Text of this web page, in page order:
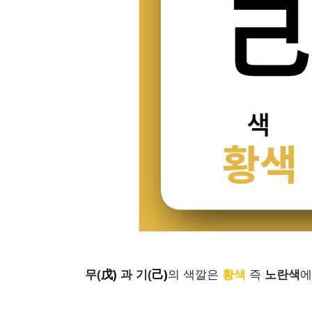
무(戊) 과 기(己)의 색깔은 황색 즉 노란색